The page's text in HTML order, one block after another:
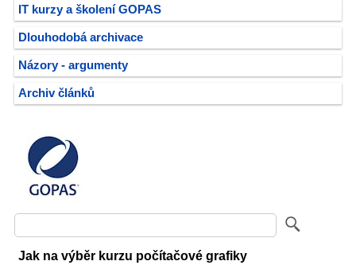
IT kurzy a školení GOPAS
Dlouhodobá archivace
Názory - argumenty
Archiv článků
Jak na výběr kurzu počítačové grafiky